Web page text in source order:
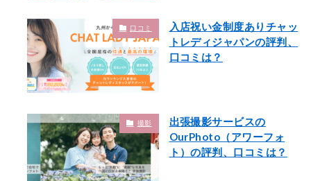
口コミ
入店祝い金制度ありチャッ
トレディジャパンの評判、
口コミは？
撮影
出張撮影サービスの
OurPhoto（アワーフォ
ト）の評判、口コミは？